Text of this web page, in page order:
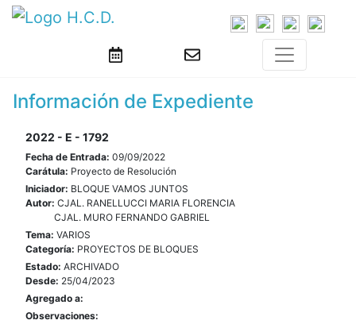
Información de Expediente
2022 - E - 1792
Fecha de Entrada: 09/09/2022
Carátula: Proyecto de Resolución
Iniciador: BLOQUE VAMOS JUNTOS
Autor: CJAL. RANELLUCCI MARIA FLORENCIA
CJAL. MURO FERNANDO GABRIEL
Tema: VARIOS
Categoría: PROYECTOS DE BLOQUES
Estado: ARCHIVADO
Desde: 25/04/2023
Agregado a:
Observaciones: